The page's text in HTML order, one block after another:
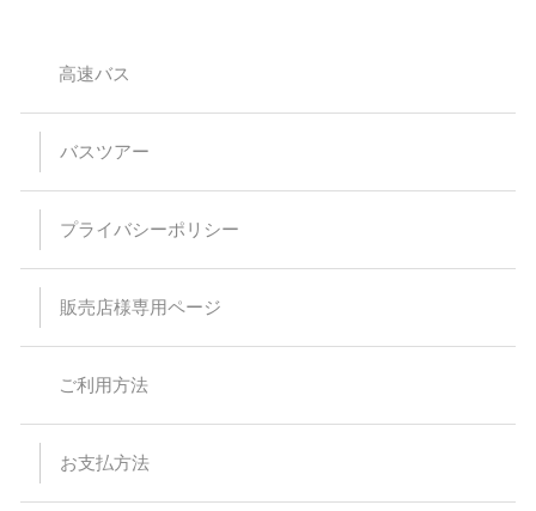
す。
【バスプランについて】
います。当日、集合場所にお越しなられても、お断りさせてい
乗車・下車場所は事前予約が必要です。（予約のない乗下車地
乳児（0～1歳）の方はバス乗車中のシートベルト着用が困難な
予約時の集客状況によりご希望の乗下車地をお取りすることが
特に記載のない限り、バス車内にトイレはついておりません。
バスの乗車運賃は予告なく変更になる場合があります。予約受
付後または旅行代金をお支払い頂いた後に運賃が変更された場
ちすることは出来ません。停留所または集合場所に時間までに
お見えにならない場合でもバス乗務員及び受付係員からのご連
高速バス
バスツアー
プライバシーポリシー
販売店様専用ページ
ご利用方法
お支払方法